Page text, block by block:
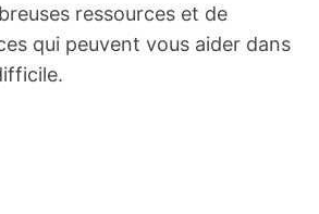
ressources et de
qui peuvent vous aider dans